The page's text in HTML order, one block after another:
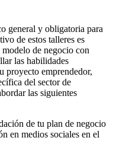
general y obligatoria para
de estos talleres es
de negocio con
las habilidades
proyecto emprendedor,
del sector de
las siguientes
de tu plan de negocio
en medios sociales en el